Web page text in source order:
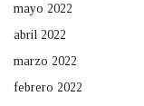
mayo 2022
abril 2022
marzo 2022
febrero 2022